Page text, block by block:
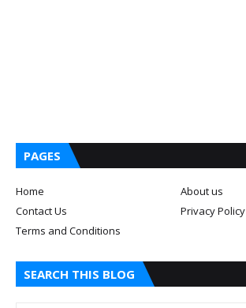
PAGES
Home
About us
Contact Us
Privacy Policy
Terms and Conditions
SEARCH THIS BLOG